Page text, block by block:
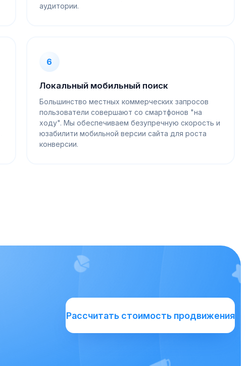
аудитории.
6
Локальный мобильный поиск
Большинство местных коммерческих запросов
пользователи совершают со смартфонов "на
ходу". Мы обеспечиваем безупречную скорость и
юзабилити мобильной версии сайта для роста
конверсии.
Рассчитать стоимость продвижения